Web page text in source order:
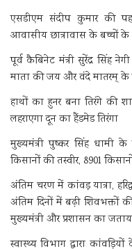
एसडीएम संदीप कुमार की
आवासीय छात्रावास के बच्चों
पूर्व कैबिनेट मंत्री सुरेंद्र सिंह
माता की जय और वंदे मातरम् के
हाथों का हुनर बना तिरंगे की
लहराएगा दून का हैंडमेड तिरंगा
मुख्यमंत्री पुष्कर सिंह धामी
किसानों की तस्वीर, 8901
अंतिम चरण में कांवड़ यात्रा,
अंतिम दिनों में बढ़ी शिवभक्तों
मुख्यमंत्री और प्रशासन का
स्वास्थ्य विभाग द्वारा